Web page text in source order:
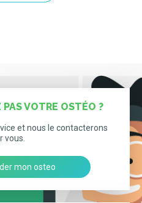
VOTRE OSTÉO ?
et nous le contacterons
vous.
mon osteo